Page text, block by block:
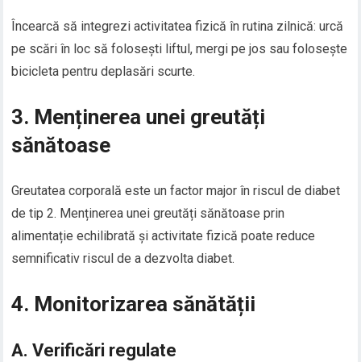
Încearcă să integrezi activitatea fizică în rutina zilnică: urcă
pe scări în loc să folosești liftul, mergi pe jos sau folosește
bicicleta pentru deplasări scurte.
3. Menținerea unei greutăți
sănătoase
Greutatea corporală este un factor major în riscul de diabet
de tip 2. Menținerea unei greutăți sănătoase prin
alimentație echilibrată și activitate fizică poate reduce
semnificativ riscul de a dezvolta diabet.
4. Monitorizarea sănătății
A. Verificări regulate